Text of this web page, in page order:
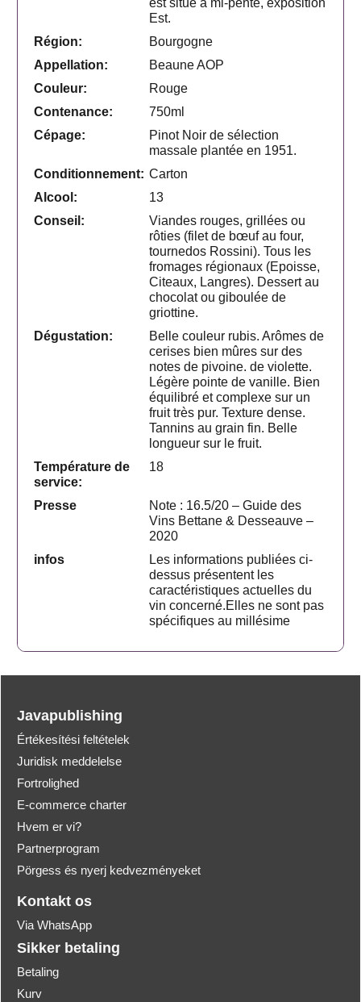
est situé à mi-pente, exposition
Est.
Région:
Bourgogne
Appellation:
Beaune AOP
Couleur:
Rouge
Contenance:
750ml
Cépage:
Pinot Noir de sélection
massale plantée en 1951.
Conditionnement: Carton
Alcool:
13
Conseil:
Viandes rouges, grillées ou
rôties (filet de bœuf au four,
tournedos Rossini). Tous les
fromages régionaux (Epoisse,
Citeaux, Langres). Dessert au
chocolat ou giboulée de
griottine.
Dégustation:
Belle couleur rubis. Arômes de
cerises bien mûres sur des
notes de pivoine. de violette.
Légère pointe de vanille. Bien
équilibré et complexe sur un
fruit très pur. Texture dense.
Tannins au grain fin. Belle
longueur sur le fruit.
Température de
service:
18
Presse
Note : 16.5/20 – Guide des
Vins Bettane & Desseauve –
2020
infos
Les informations publiées ci-
dessus présentent les
caractéristiques actuelles du
vin concerné.Elles ne sont pas
spécifiques au millésime
Javapublishing
Értékesítési feltételek
Juridisk meddelelse
Fortrolighed
E-commerce charter
Hvem er vi?
Partnerprogram
Pörgess és nyerj kedvezményeket
Kontakt os
Via WhatsApp
Sikker betaling
Betaling
Kurv